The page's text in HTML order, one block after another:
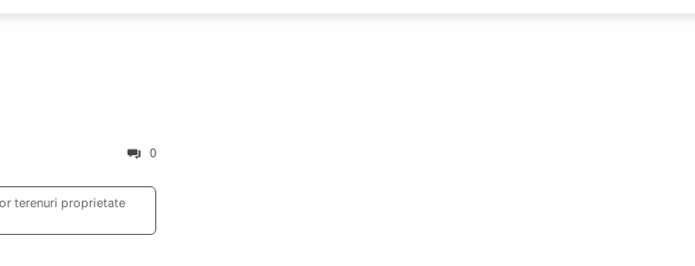
0
terenuri proprietate